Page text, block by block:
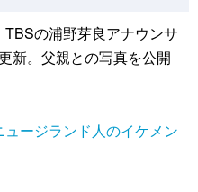
TBSの浦野芽良アナウンサ
新。父親との写真を公開
ュージランド人のイケメン